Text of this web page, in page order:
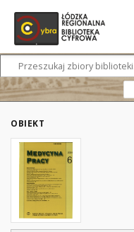
OBIEKT